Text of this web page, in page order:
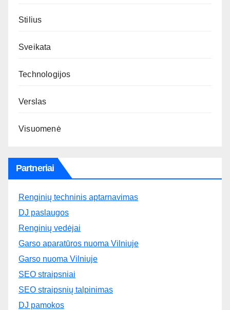
Stilius
Sveikata
Technologijos
Verslas
Visuomenė
Partneriai
Renginių techninis aptarnavimas
DJ paslaugos
Renginių vedėjai
Garso aparatūros nuoma Vilniuje
Garso nuoma Vilniuje
SEO straipsniai
SEO straipsnių talpinimas
DJ pamokos